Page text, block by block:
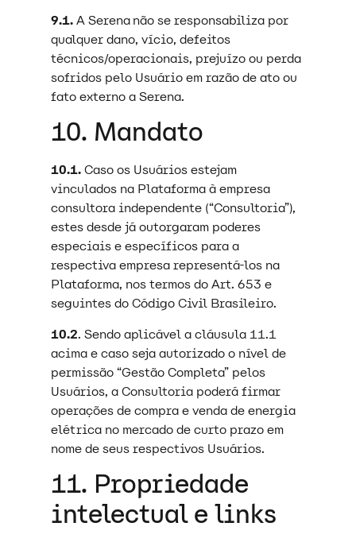
9.1.A Serena não se responsabiliza por
qualquer dano, vício, defeitos
técnicos/operacionais, prejuízo ou perda
sofridos pelo Usuário em razão de ato ou
fato externo a Serena.
10. Mandato
10.1.Caso os Usuários estejam
vinculados na Plataforma à empresa
consultora independente (“Consultoria”),
estes desde já outorgaram poderes
especiais e específicos para a
respectiva empresa representá-los na
Plataforma, nos termos do Art. 653 e
seguintes do Código Civil Brasileiro.
10.2. Sendo aplicável a cláusula 11.1
acima e caso seja autorizado o nível de
permissão “Gestão Completa” pelos
Usuários, a Consultoria poderá firmar
operações de compra e venda de energia
elétrica no mercado de curto prazo em
nome de seus respectivos Usuários.
11. Propriedade
intelectual e links